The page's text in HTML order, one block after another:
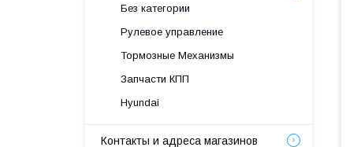
Без категории
Рулевое управление
Тормозные Механизмы
Запчасти КПП
Hyundai
Контакты и адреса магазинов